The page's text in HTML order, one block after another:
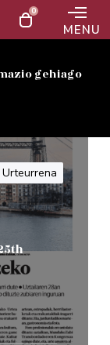
0
MENU
gehiago
Urteurrena